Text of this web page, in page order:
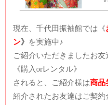
現在、千代田振袖館では 《
ン》 を実施中♪
ご紹介いただきましたお
《購入orレンタル》
されると、
ご紹介様は商品
紹介されたお友達はご契約